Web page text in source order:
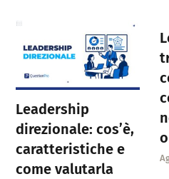
Leadership
direzionale: cos’è,
caratteristiche e
come valutarla